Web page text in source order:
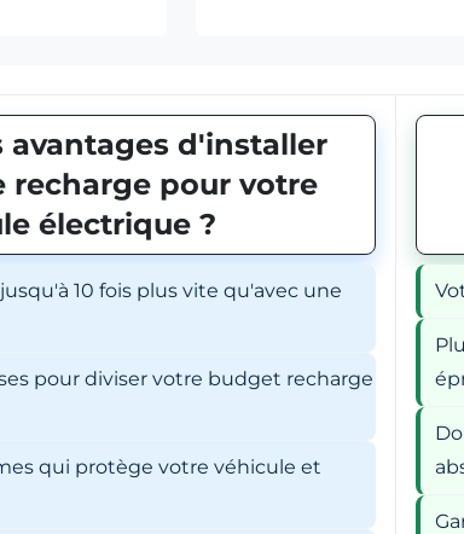
avantages d'installer
recharge pour votre
électrique ?
10 fois plus vite qu'avec une
pour diviser votre budget recharge
qui protège votre véhicule et